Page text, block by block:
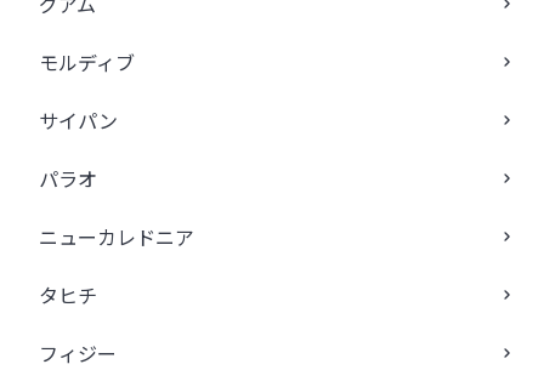
モルディブ
サイパン
パラオ
ニューカレドニア
タヒチ
フィジー